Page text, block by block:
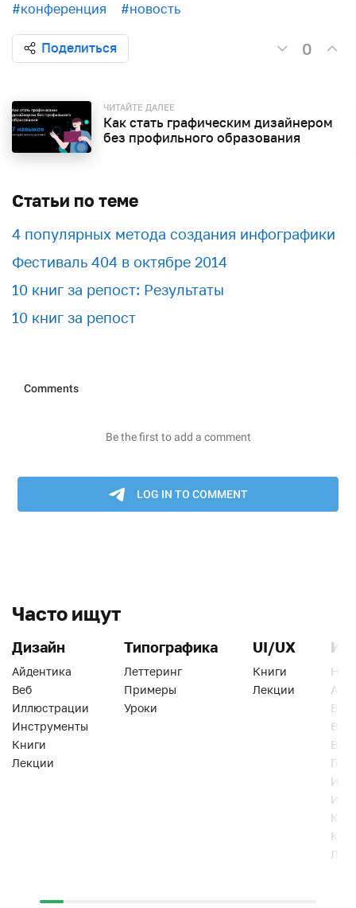
#конференция #новость
Поделиться 0
ЧИТАЙТЕ ДАЛЕЕ
Как стать графическим дизайнером
без профильного образования
Статьи по теме
4 популярных метода создания инфографики
Фестиваль 404 в октябре 2014
10 книг за репост: Результаты
10 книг за репост
Часто ищут
Дизайн
Айдентика
Веб
Иллюстрации
Инструменты
Книги
Лекции
Типографика
Леттеринг
Примеры
Уроки
UI/UX
Книги
Лекции
Веб